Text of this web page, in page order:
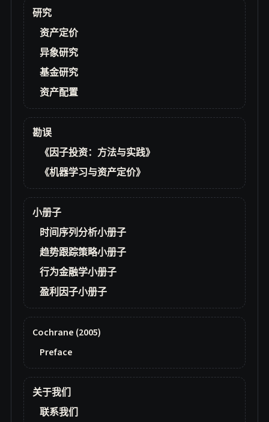
研究
资产定价
异象研究
基金研究
资产配置
勘误
《因子投资：方法与实践》
《机器学习与资产定价》
小册子
时间序列分析小册子
趋势跟踪策略小册子
行为金融学小册子
盈利因子小册子
Cochrane (2005)
Preface
关于我们
联系我们